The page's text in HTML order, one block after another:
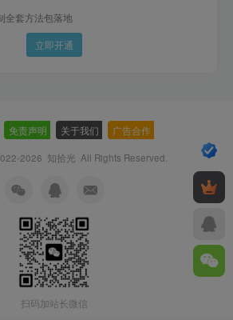
全套方法包落地
立即开通
免责声明 关于我们 广告合作
2026 知拾光 All Rights Reserved.
扫码加站长微信